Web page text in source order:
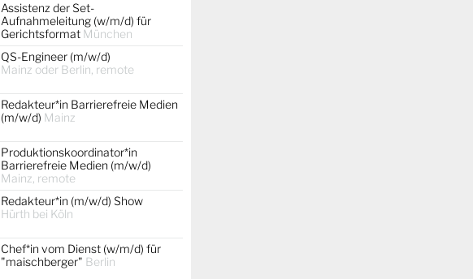
Assistenz der Set-
Aufnahmeleitung (w/m/d) für
Gerichtsformat München
QS-Engineer (m/w/d)
Mainz oder Berlin, remote
Redakteur*in Barrierefreie Medien
(m/w/d) Mainz
Produktionskoordinator*in
Barrierefreie Medien (m/w/d)
Mainz, remote
Redakteur*in (m/w/d) Show
Hürth bei Köln
Chef*in vom Dienst (w/m/d) für
"maischberger" Berlin